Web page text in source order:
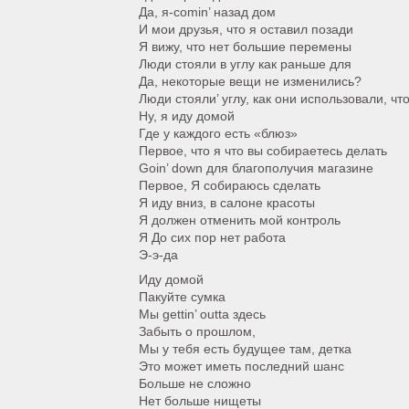
Да, я-comin’ назад дом
И мои друзья, что я оставил позади
Я вижу, что нет большие перемены
Люди стояли в углу как раньше для
Да, некоторые вещи не изменились?
Люди стояли’ углу, как они использовали,
Ну, я иду домой
Где у каждого есть «блюз»
Первое, что я что вы собираетесь делать
Goin’ down для благополучия магазине
Первое, Я собираюсь сделать
Я иду вниз, в салоне красоты
Я должен отменить мой контроль
Я До сих пор нет работа
Э-э-да
Иду домой
Пакуйте сумка
Мы gettin’ outta здесь
Забыть о прошлом,
Мы у тебя есть будущее там, детка
Это может иметь последний шанс
Больше не сложно
Нет больше нищеты